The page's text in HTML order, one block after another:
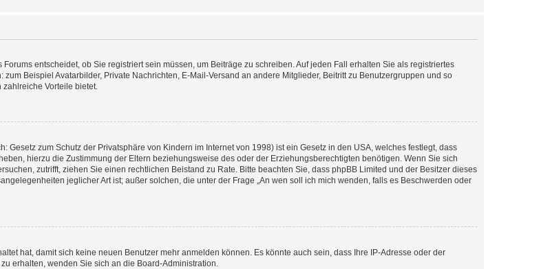
entscheidet, ob Sie registriert sein müssen, um Beiträge zu schreiben. Auf jeden Fall erhalten Sie als registriertes
Beispiel Avatarbilder, Private Nachrichten, E-Mail-Versand an andere Mitglieder, Beitritt zu Benutzergruppen und so
Vorteile bietet.
Gesetz zum Schutz der Privatsphäre von Kindern im Internet von 1998) ist ein Gesetz in den USA, welches festlegt, dass
hierzu die Zustimmung der Eltern beziehungsweise des oder der Erziehungsberechtigten benötigen. Wenn Sie sich
zutrifft, ziehen Sie einen rechtlichen Beistand zu Rate. Bitte beachten Sie, dass phpBB Limited und der Besitzer dieses
jeglicher Art ist; außer solchen, die unter der Frage „An wen soll ich mich wenden, falls es Beschwerden oder
hat, damit sich keine neuen Benutzer mehr anmelden können. Es könnte auch sein, dass Ihre IP-Adresse oder der
erhalten, wenden Sie sich an die Board-Administration.